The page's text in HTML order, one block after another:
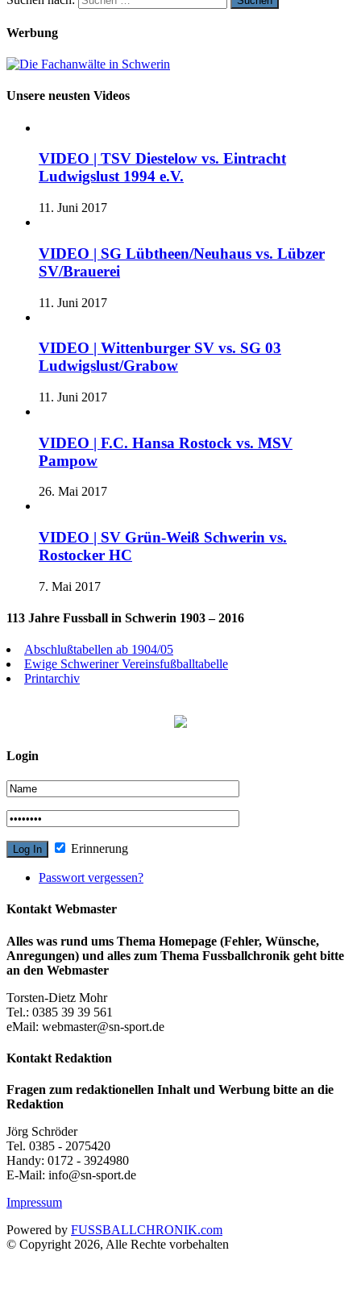
Werbung
Unsere neusten Videos
VIDEO | TSV Diestelow vs. Eintracht
Ludwigslust 1994 e.V.
11. Juni 2017
VIDEO | SG Lübtheen/Neuhaus vs. Lübzer
SV/Brauerei
11. Juni 2017
VIDEO | Wittenburger SV vs. SG 03
Ludwigslust/Grabow
11. Juni 2017
VIDEO | F.C. Hansa Rostock vs. MSV
Pampow
26. Mai 2017
VIDEO | SV Grün-Weiß Schwerin vs.
Rostocker HC
7. Mai 2017
113 Jahre Fussball in Schwerin 1903 – 2016
Abschlußtabellen ab 1904/05
Ewige Schweriner Vereinsfußballtabelle
Printarchiv
Login
Erinnerung
Passwort vergessen?
Kontakt Webmaster
Alles was rund ums Thema Homepage (Fehler, Wünsche,
Anregungen) und alles zum Thema Fussballchronik geht bitte
an den Webmaster
Torsten-Dietz Mohr
Tel.: 0385 39 39 561
eMail: webmaster@sn-sport.de
Kontakt Redaktion
Fragen zum redaktionellen Inhalt und Werbung bitte an die
Redaktion
Jörg Schröder
Tel. 0385 - 2075420
Handy: 0172 - 3924980
E-Mail: info@sn-sport.de
Impressum
Powered by FUSSBALLCHRONIK.com
© Copyright 2026, Alle Rechte vorbehalten